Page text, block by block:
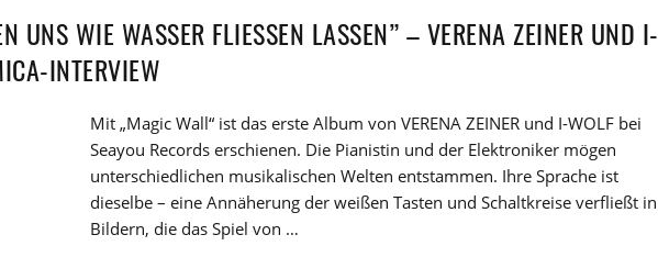
UNS WIE WASSER FLIESSEN LASSEN” – VERENA ZEINER UND I-
INTERVIEW
Mit „Magic Wall“ ist das erste Album von VERENA ZEINER und I-WOLF bei
Seayou Records erschienen. Die Pianistin und der Elektroniker mögen
unterschiedlichen musikalischen Welten entstammen. Ihre Sprache ist
dieselbe – eine Annäherung der weißen Tasten und Schaltkreise verfließt in
Bildern, die das Spiel von …